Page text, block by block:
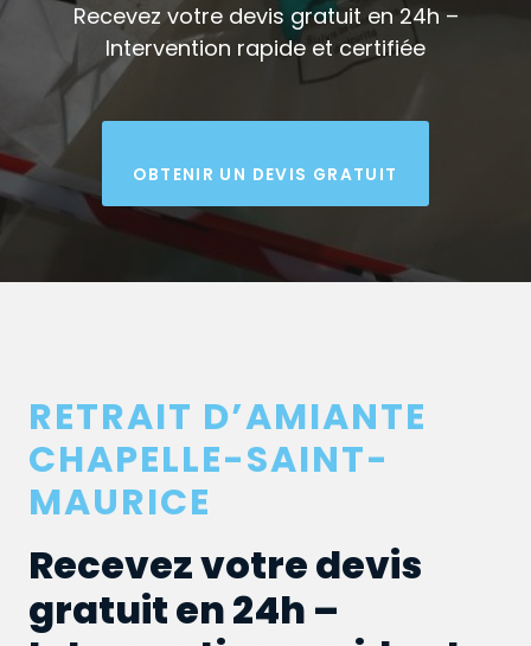
Recevez votre devis gratuit en 24h –
Intervention rapide et certifiée
OBTENIR UN DEVIS GRATUIT
RETRAIT D’AMIANTE
CHAPELLE-SAINT-
MAURICE
Recevez votre devis
gratuit en 24h –